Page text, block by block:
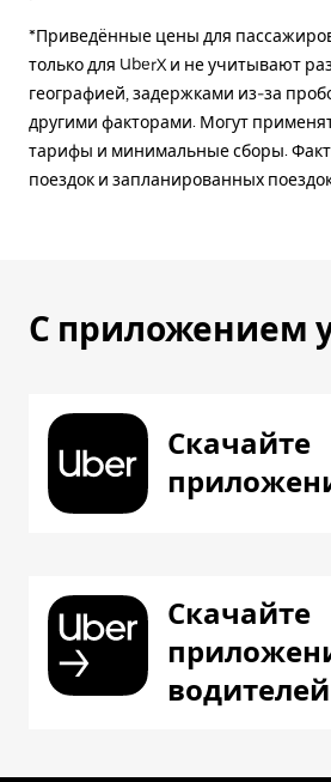
*Приведённые цены для
только для UberX и не учитывают
географией, задержками из-за
другими факторами. Могут
тарифы и минимальные сборы.
поездок и запланированных
С приложением
Скачайте
Скачайте
водителей